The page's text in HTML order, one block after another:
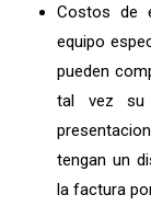
Costos de
equipo
pueden
tal vez su
tengan un
la factura